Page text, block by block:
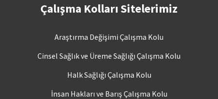
Çalışma Kolları Sitelerimiz
Araştırma Değişimi Çalışma Kolu
Cinsel Sağlık ve Üreme Sağlığı Çalışma Kolu
Halk Sağlığı Çalışma Kolu
İnsan Hakları ve Barış Çalışma Kolu